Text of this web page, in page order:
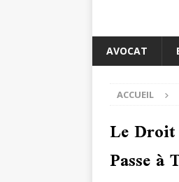
AVOCAT
ACCUEIL
Le
Passe à